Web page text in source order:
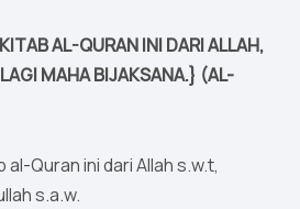
AL-QURAN INI DARI ALLAH,
MAHA BIJAKSANA.} (AL-
al-Quran ini dari Allah s.w.t,
s.a.w.